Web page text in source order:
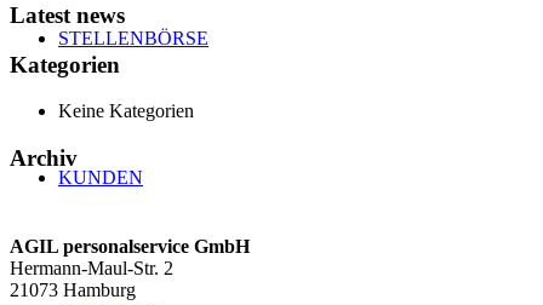
STELLENBÖRSE
KUNDEN
Latest news
Kategorien
Keine Kategorien
Archiv
AGIL personalservice GmbH
Hermann-Maul-Str. 2
21073 Hamburg